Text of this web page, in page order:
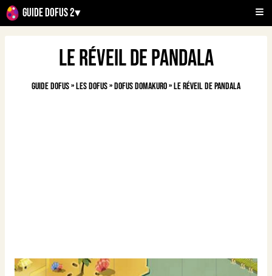
Guide Dofus 2▾
Le réveil de Pandala
Guide Dofus»Les Dofus»Dofus Domakuro»Le réveil de Pandala